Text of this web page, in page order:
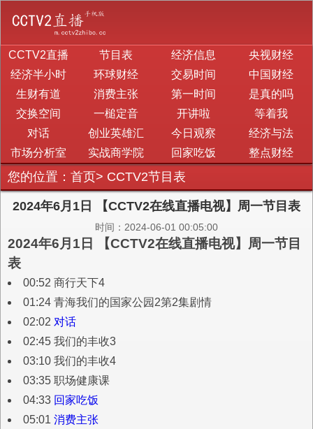
CCTV2直播 节目表 经济信息
央视财经
经济半小时
环球财经 交易时间
中国财经
生财有道
消费主张 第一时间
是真的吗
交换空间
一槌定音 开讲啦
等着我
对话
创业英雄汇 今日观察
经济与法
市场分析室
实战商学院 回家吃饭 整点财经
您的位置： 首页> CCTV2节目表
2024年6月1日 【CCTV2在线直播电视】周一节目表
时间：2024-06-01 00:05:00
2024年6月1日 【CCTV2在线直播电视】周一节目
表
00:52 商行天下4
01:24 青海我们的国家公园2第2集剧情
02:02 对话
02:45 我们的丰收3
03:10 我们的丰收4
03:35 职场健康课
04:33 回家吃饭
05:01 消费主张